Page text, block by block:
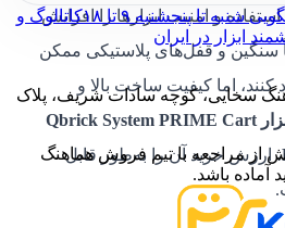
و امنیت ابزارها را افزایش
سنگین و قفل‌های پلاستیکی ممکن
اما کیفیت ساخت بالا و
جعبه ابزار Qbrick System PRIME Cart
، ارزش خرید آن را به‌طور قابل
تا پنجشنبه ۹ تا ۱۸
کاتالوگ و
ابزار در ایران
سخایی، کوچه سادات شریف، پلاک
از مراجعه با تیم فروش هماهنگ
آماده باشد.